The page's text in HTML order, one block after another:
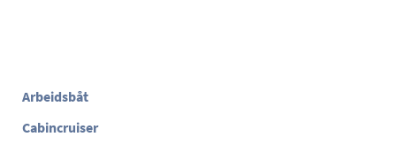
Arbeidsbåt
Cabincruiser